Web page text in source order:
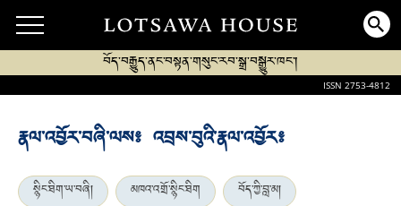
བོད་བརྒྱུད་ནང་བསྟན་གསུང་རབ་སྒྲ་བསྒྱུར་ཁང་།
ISSN 2753-4812
རྣལ་འབྱོར་བཞི་ལས༔ འབྲས་བུའི་རྣལ་འབྱོར༔
སྙིང་ཐིག་ཡ་བཞི། མཁའ་འགྲོ་སྙིང་ཐིག
བོད་ཀྱི་བླ་མ།